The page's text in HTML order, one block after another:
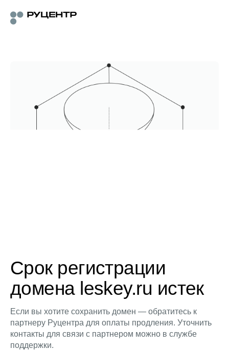
Срок регистрации
домена leskey.ru истек
Если вы хотите сохранить домен — обратитесь к
партнеру Руцентра для оплаты продления. Уточнить
контакты для связи с партнером можно в службе
поддержки.